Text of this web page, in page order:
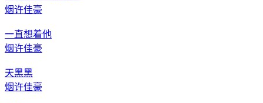
烟许佳豪
一直想着他
烟许佳豪
天黑黑
烟许佳豪